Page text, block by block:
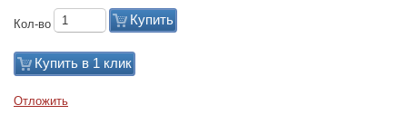
Кол-во Купить
Купить в 1 клик
Отложить